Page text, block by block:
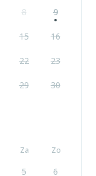
8 9
15 16
22 23
29 30
Za Zo
5 6